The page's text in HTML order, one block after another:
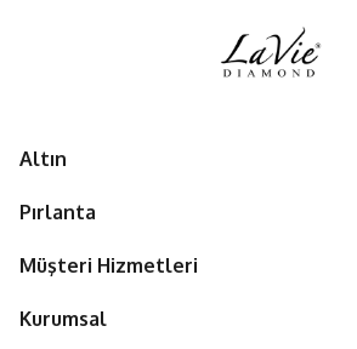
Altın
Pırlanta
Müşteri Hizmetleri
Kurumsal